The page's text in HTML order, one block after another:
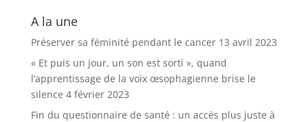
A la une
Préserver sa féminité pendant le cancer 13 avril 2023
« Et puis un jour, un son est sorti », quand
l’apprentissage de la voix œsophagienne brise le
silence 4 février 2023
Fin du questionnaire de santé : un accès plus juste à